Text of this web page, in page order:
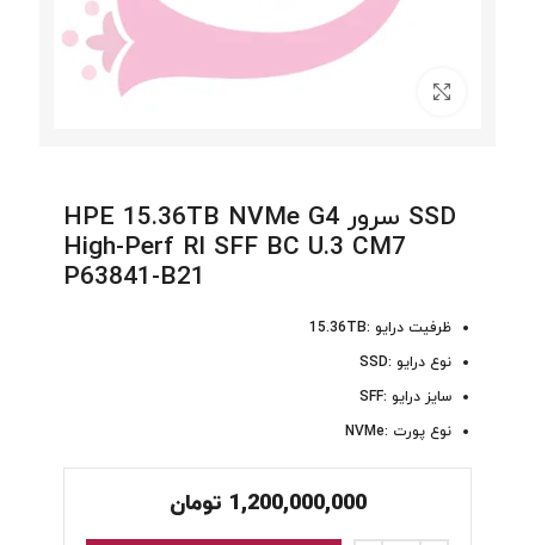
SSD سرور HPE 15.36TB NVMe G4
High-Perf RI SFF BC U.3 CM7
P63841-B21
ظرفیت درایو :15.36TB
نوع درایو :SSD
سایز درایو :SFF
نوع پورت :NVMe
1,200,000,000 تومان